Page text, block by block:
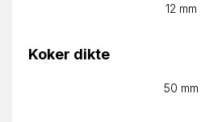
12 mm
Koker dikte
50 mm